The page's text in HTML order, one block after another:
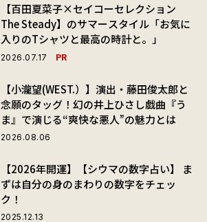
【百田夏菜子×セイコーセレクション
The Steady】のサマースタイル「お気に
入りのTシャツと最高の時計と。」
2026.07.17 PR
【小瀧望(WEST.）】演出・藤田俊太郎と
念願のタッグ！幻の井上ひさし戯曲『う
ま』で演じる“爽快な悪人”の魅力とは
2026.08.06
【2026年開運】【シウマの数字占い】 ま
ずは自分の身のまわりの数字をチェッ
ク！
2025.12.13